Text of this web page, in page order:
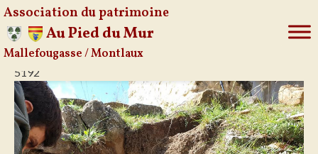
Aller
contenu
Association du patrimoine
Au Pied du Mur
Mallefougasse / Montlaux
5192